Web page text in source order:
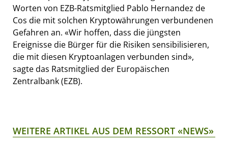
Worten von EZB-Ratsmitglied Pablo Hernandez de
Cos die mit solchen Kryptowährungen verbundenen
Gefahren an. «Wir hoffen, dass die jüngsten
Ereignisse die Bürger für die Risiken sensibilisieren,
die mit diesen Kryptoanlagen verbunden sind»,
sagte das Ratsmitglied der Europäischen
Zentralbank (EZB).
WEITERE ARTIKEL AUS DEM RESSORT «NEWS»